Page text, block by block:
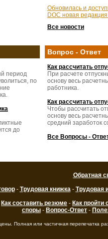
Обновилась и
DOC новая
Все новости
период
по
до
Вопрос - Ответ
Как рассчитать
При расчете
основу весь
работника.
Как рассчитать
Чтобы рассчитать
основу весь
средний заработок
Все Вопросы -
Обратная
- Трудовая книжка- Трудовая
Как составить резюме - Как пройти
споры - Вопрос-Ответ -
Полная или частичная перепечатка